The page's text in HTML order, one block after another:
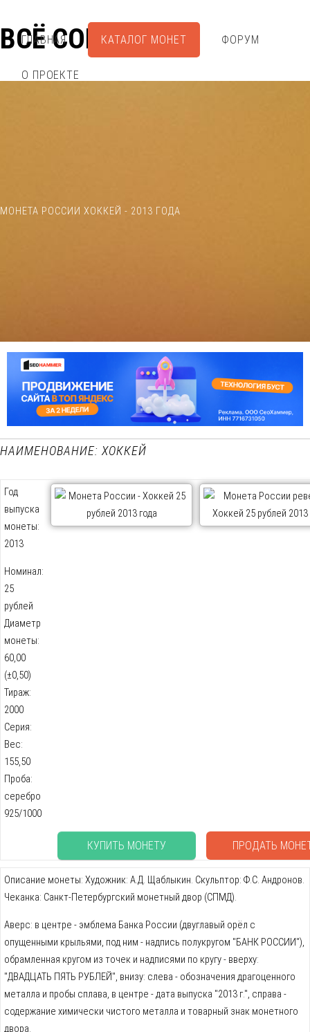
ВСЁ СОБРАЛ
ГЛАВНАЯ КАТАЛОГ МОНЕТ ФОРУМ
О ПРОЕКТЕ
МОНЕТА РОССИИ ХОККЕЙ - 2013 ГОДА
НАИМЕНОВАНИЕ: ХОККЕЙ
Год
выпуска
монеты:
2013
Номинал:
25
рублей
Диаметр
монеты:
60,00
(±0,50)
Тираж:
2000
Серия:
Вес:
155,50
Проба:
серебро
925/1000
КУПИТЬ МОНЕТУ ПРОДАТЬ
Описание монеты: Художник: А.Д. Щаблыкин. Скульптор: Ф.С. Андронов.
Чеканка: Санкт-Петербургский монетный двор (СПМД).
Аверс: в центре - эмблема Банка России (двуглавый орёл с
опущенными крыльями, под ним - надпись полукругом "БАНК РОССИИ"),
обрамленная кругом из точек и надписями по кругу - вверху:
"ДВАДЦАТЬ ПЯТЬ РУБЛЕЙ", внизу: слева - обозначения драгоценного
металла и пробы сплава, в центре - дата выпуска "2013 г.", справа -
содержание химически чистого металла и товарный знак монетного
двора.